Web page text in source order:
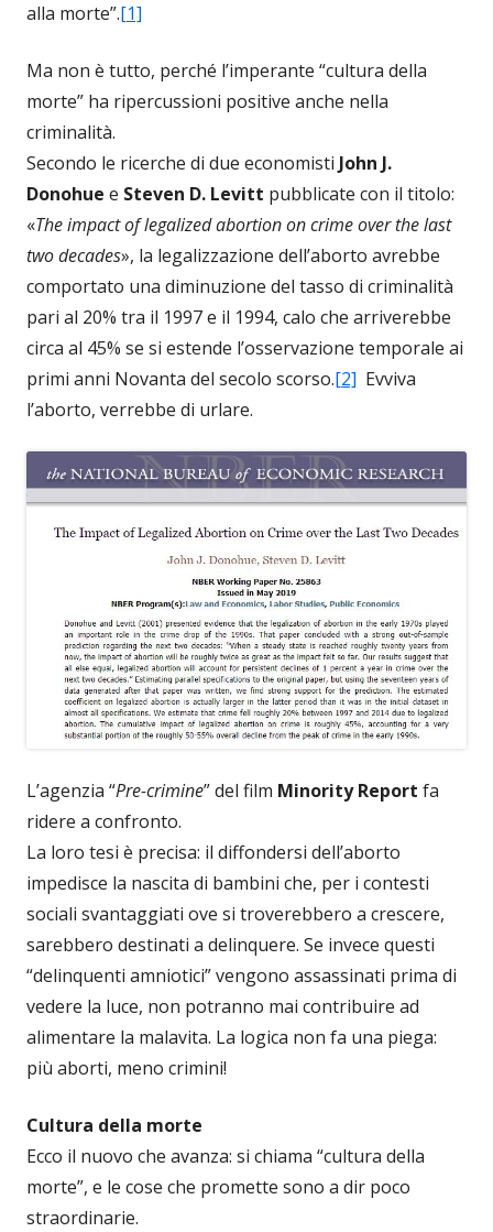
alla morte”.[1]
Ma non è tutto, perché l’imperante “cultura della
morte” ha ripercussioni positive anche nella
criminalità.
Secondo le ricerche di due economisti John J.
Donohue e Steven D. Levitt pubblicate con il titolo:
«The impact of legalized abortion on crime over the last
two decades», la legalizzazione dell’aborto avrebbe
comportato una diminuzione del tasso di criminalità
pari al 20% tra il 1997 e il 1994, calo che arriverebbe
circa al 45% se si estende l’osservazione temporale ai
primi anni Novanta del secolo scorso.[2] Evviva
l’aborto, verrebbe di urlare.
L’agenzia “Pre-crimine” del film Minority Report fa
ridere a confronto.
La loro tesi è precisa: il diffondersi dell’aborto
impedisce la nascita di bambini che, per i contesti
sociali svantaggiati ove si troverebbero a crescere,
sarebbero destinati a delinquere. Se invece questi
“delinquenti amniotici” vengono assassinati prima di
vedere la luce, non potranno mai contribuire ad
alimentare la malavita. La logica non fa una piega:
più aborti, meno crimini!
Cultura della morte
Ecco il nuovo che avanza: si chiama “cultura della
morte”, e le cose che promette sono a dir poco
straordinarie.